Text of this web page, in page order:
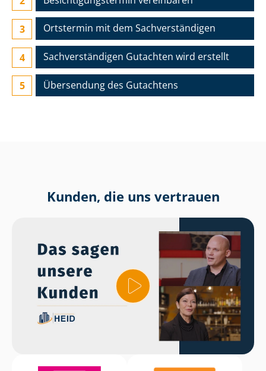
Ortstermin mit dem Sach­ver­stän­di­gen
Sach­ver­stän­di­gen Gutachten wird erstellt
Übersendung des Gutachtens
Kunden, die uns vertrauen